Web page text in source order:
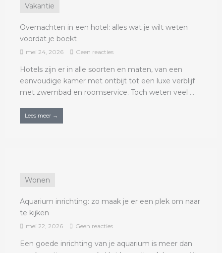
Vakantie
Overnachten in een hotel: alles wat je wilt weten
voordat je boekt
mei 24, 2026 Geen reacties
Hotels zijn er in alle soorten en maten, van een
eenvoudige kamer met ontbijt tot een luxe verblijf
met zwembad en roomservice. Toch weten veel ...
Lees meer →
Wonen
Aquarium inrichting: zo maak je er een plek om naar
te kijken
mei 22, 2026 Geen reacties
Een goede inrichting van je aquarium is meer dan